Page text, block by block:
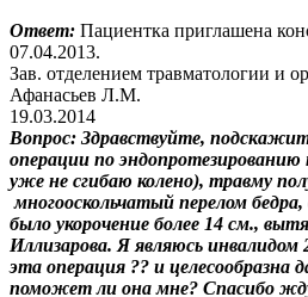
Ответ: Пациентка приглашена
07.04.2013.
Зав. отделением травматологии и
Афанасьев Л.М.
19.03.2014
Вопрос: Здравствуйте,
операции по эндопротезированию
уже не сгибаю колено), травму
многооскольчатый перелом
было укорочение более 14 см.,
Иллизарова. Я являюсь
эта операция ?? и целесообразна
поможет ли она мне? Спасибо